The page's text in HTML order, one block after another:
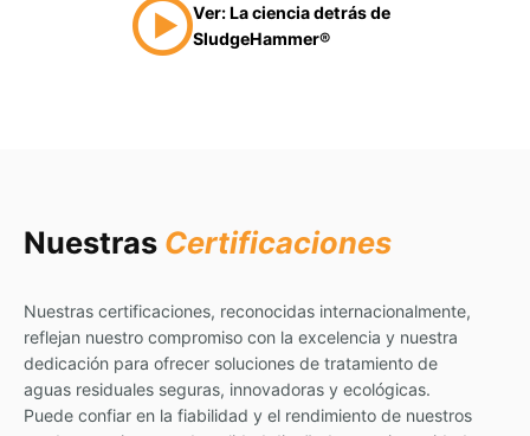
Ver: La ciencia detrás de
SludgeHammer®
Nuestras Certificaciones
Nuestras certificaciones, reconocidas internacionalmente,
reflejan nuestro compromiso con la excelencia y nuestra
dedicación para ofrecer soluciones de tratamiento de
aguas residuales seguras, innovadoras y ecológicas.
Puede confiar en la fiabilidad y el rendimiento de nuestros